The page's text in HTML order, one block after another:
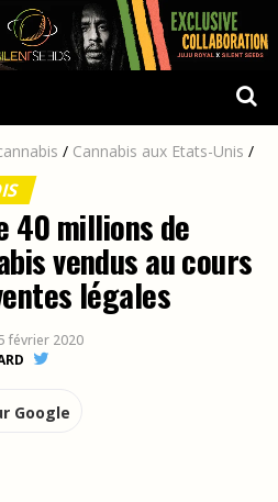
/ Cannabis aux Etats-Unis /
40 millions de
vendus au cours
légales
février 2020
Google